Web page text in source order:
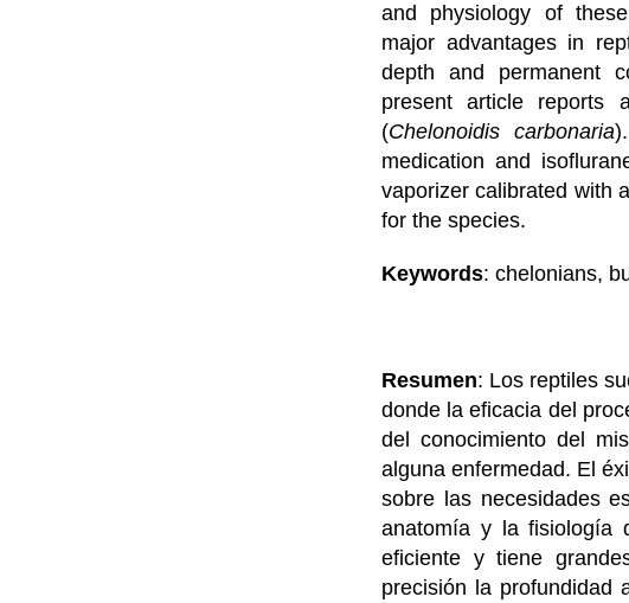
and physiology of
major advantages in
depth and permanent
present article reports
(Chelonoidis carbonaria
medication and
vaporizer calibrated with
for the species.
Keywords: chelonians,
Resumen: Los reptiles
donde la eficacia del
del conocimiento del
alguna enfermedad. El
sobre las necesidades
anatomía y la fisiología
eficiente y tiene
precisión la profundidad